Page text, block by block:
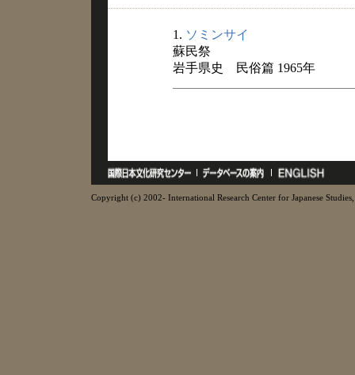
1. ソミンサイ
蘇民祭
岩手県史 民俗篇 1965年
Copyright (c) 2002- International Research Center for Japanese